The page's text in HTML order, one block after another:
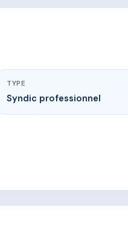
TYPE
Syndic professionnel